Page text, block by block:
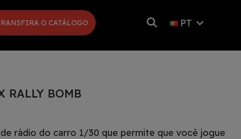
O CATÁLOGO PT
RALLY BOMB
rádio do carro 1/30 que permite que você jogue